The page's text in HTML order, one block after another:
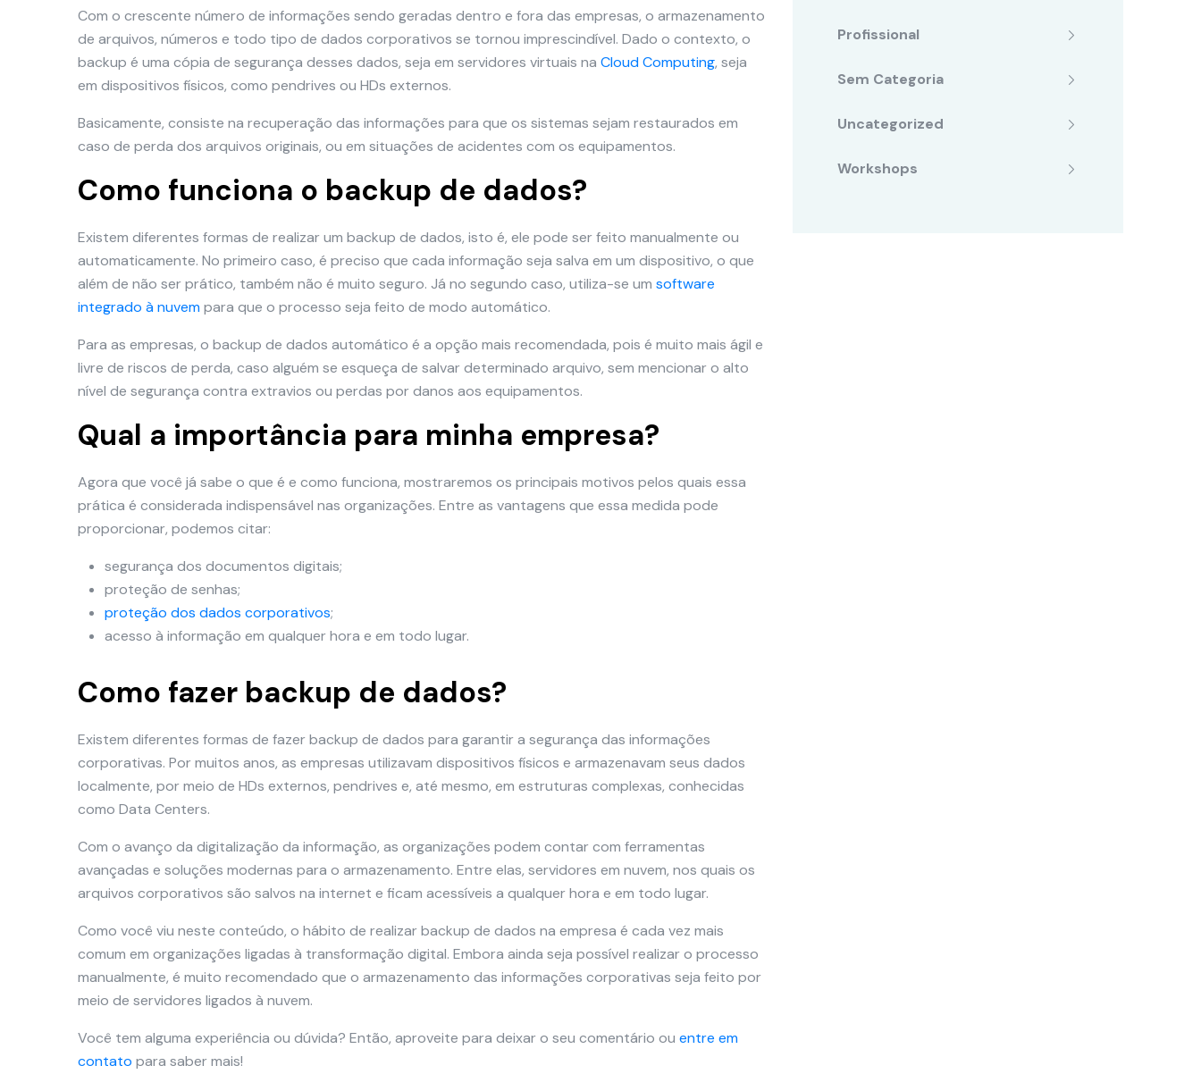
Com o crescente número de informações sendo geradas dentro e fora das empresas, o armazenamento
de arquivos, números e todo tipo de dados corporativos se tornou imprescindível. Dado o contexto, o
backup é uma cópia de segurança desses dados, seja em servidores virtuais na Cloud Computing, seja
em dispositivos físicos, como pendrives ou HDs externos.
Basicamente, consiste na recuperação das informações para que os sistemas sejam restaurados em
caso de perda dos arquivos originais, ou em situações de acidentes com os equipamentos.
Como funciona o backup de dados?
Existem diferentes formas de realizar um backup de dados, isto é, ele pode ser feito manualmente ou
automaticamente. No primeiro caso, é preciso que cada informação seja salva em um dispositivo, o que
além de não ser prático, também não é muito seguro. Já no segundo caso, utiliza-se um software
integrado à nuvempara que o processo seja feito de modo automático.
Para as empresas, o backup de dados automático é a opção mais recomendada, pois é muito mais ágil e
livre de riscos de perda, caso alguém se esqueça de salvar determinado arquivo, sem mencionar o alto
nível de segurança contra extravios ou perdas por danos aos equipamentos.
Qual a importância para minha empresa?
Agora que você já sabe o que é e como funciona, mostraremos os principais motivos pelos quais essa
prática é considerada indispensável nas organizações. Entre as vantagens que essa medida pode
proporcionar, podemos citar:
segurança dos documentos digitais;
proteção de senhas;
proteção dos dados corporativos;
acesso à informação em qualquer hora e em todo lugar.
Como fazer backup de dados?
Existem diferentes formas de fazer backup de dados para garantir a segurança das informações
corporativas. Por muitos anos, as empresas utilizavam dispositivos físicos e armazenavam seus dados
localmente, por meio de HDs externos, pendrives e, até mesmo, em estruturas complexas, conhecidas
como Data Centers.
Com o avanço da digitalização da informação, as organizações podem contar com ferramentas
avançadas e soluções modernas para o armazenamento. Entre elas, servidores em nuvem, nos quais os
arquivos corporativos são salvos na internet e ficam acessíveis a qualquer hora e em todo lugar.
Como você viu neste conteúdo, o hábito de realizar backup de dados na empresa é cada vez mais
comum em organizações ligadas à transformação digital. Embora ainda seja possível realizar o processo
manualmente, é muito recomendado que o armazenamento das informações corporativas seja feito por
meio de servidores ligados à nuvem.
Você tem alguma experiência ou dúvida? Então, aproveite para deixar o seu comentário ou entre em
contato para saber mais!
Profissional
Sem Categoria
Uncategorized
Workshops